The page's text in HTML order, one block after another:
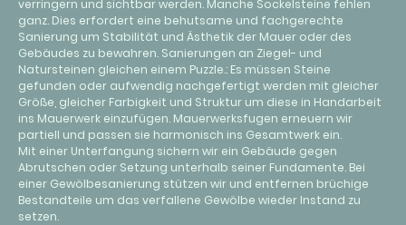
verringern und sichtbar werden. Manche Sockelsteine fehlen
ganz. Dies erfordert eine behutsame und fachgerechte
Sanierung um Stabilität und Ästhetik der Mauer oder des
Gebäudes zu bewahren. Sanierungen an Ziegel- und
Natursteinen gleichen einem Puzzle.: Es müssen Steine
gefunden oder aufwendig nachgefertigt werden mit gleicher
Größe, gleicher Farbigkeit und Struktur um diese in Handarbeit
ins Mauerwerk einzufügen. Mauerwerksfugen erneuern wir
partiell und passen sie harmonisch ins Gesamtwerk ein.
Mit einer Unterfangung sichern wir ein Gebäude gegen
Abrutschen oder Setzung unterhalb seiner Fundamente. Bei
einer Gewölbesanierung stützen wir und entfernen brüchige
Bestandteile um das verfallene Gewölbe wieder Instand zu
setzen.